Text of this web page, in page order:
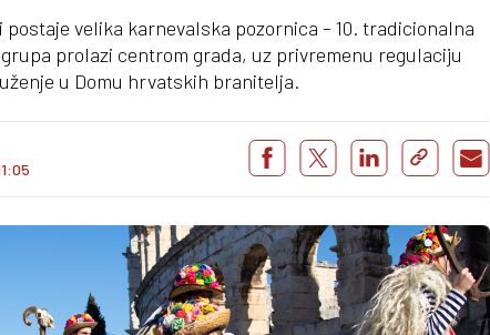
postaje velika karnevalska pozornica – 10. tradicionalna
prolazi centrom grada, uz privremenu regulaciju
u Domu hrvatskih branitelja.